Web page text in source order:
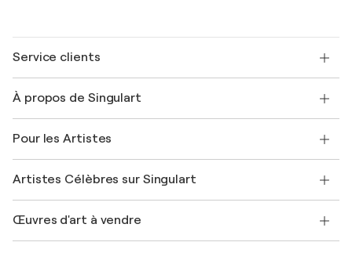
Service clients
Expédition
Offrir une carte cadeau
Rejoignez notre programme commercial
Mon compte
+33 1 76 44 06 42
À propos de Singulart
FAQ
Magazine Singulart
Emplois
Découvrez une sélection d'art original
Pour les Artistes
Se connecter en tant qu'Artiste
Artistes Célèbres sur Singulart
Marc Chagall
Œuvres d'art à vendre